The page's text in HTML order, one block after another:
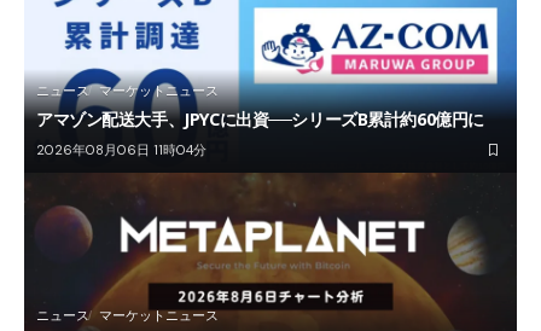
ニュース マーケットニュース
アマゾン配送大手、JPYCに出資──シリーズB累計約60億円に
2026年08月06日 11時04分
ニュース マーケットニュース